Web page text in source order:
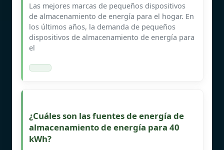
Las mejores marcas de pequeños dispositivos
de almacenamiento de energía para el hogar. En
los últimos años, la demanda de pequeños
dispositivos de almacenamiento de energía para
el
¿Cuáles son las fuentes de energía de
almacenamiento de energía para 40
kWh?